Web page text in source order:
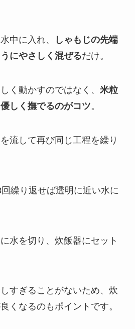
中に入れ、
しゃもじの先端
にやさしく混ぜるだけ。
く動かすのではなく、 米粒
しく撫でるのがコツ。
流して再び同じ工程を繰り
繰り返せば透明に近い水に
水を切り、炊飯器にセット
すぎることがないため、炊
くなるのもポイントです。